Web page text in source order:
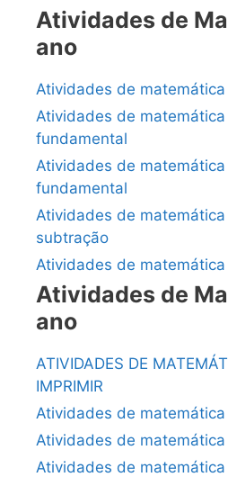
Atividades de
ano
Atividades de matemática
Atividades de matemática
fundamental
Atividades de
fundamental
Atividades de
subtração
Atividades de
Atividades de
ano
ATIVIDADES DE
IMPRIMIR
Atividades de matemática
Atividades de
Atividades de